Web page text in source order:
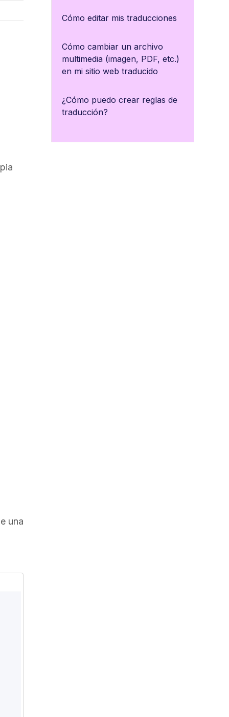
una
Cómo editar mis traducciones
Cómo cambiar un archivo
multimedia (imagen, PDF, etc.)
en mi sitio web traducido
¿Cómo puedo crear reglas de
traducción?